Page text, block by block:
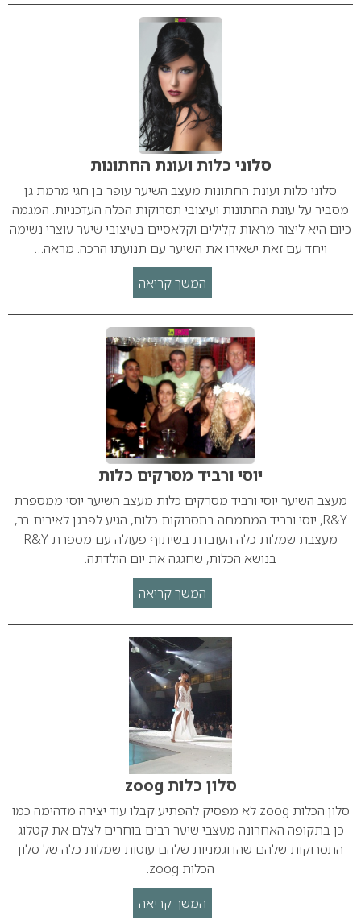
סלוני כלות ועונת החתונות
סלוני כלות ועונת החתונות מעצב השיער עופר בן חגי מרמת גן
מסביר על עונת החתונות ועיצובי תסרוקות הכלה העדכניות. המגמה
כיום היא ליצור מראות קלילים וקלאסיים בעיצובי שיער עוצרי נשימה
ויחד עם זאת ישאירו את השיער עם תנועתו הרכה. מראה…
המשך קריאה
יוסי ורביד מסרקים כלות
מעצב השיער יוסי ורביד מסרקים כלות מעצב השיער יוסי ממספרת
R&Y, יוסי ורביד המתמחה בתסרוקות כלות, הגיע לפרגן לאירית בר,
מעצבת שמלות כלה העובדת בשיתוף פעולה עם מספרת R&Y
בנושא הכלות, שחגגה את יום הולדתה.
המשך קריאה
סלון כלות zoog
סלון הכלות zoog לא מפסיק להפתיע קבלו עוד יצירה מדהימה כמו
כן בתקופה האחרונה מעצבי שיער רבים בוחרים לצלם את קטלוג
התסרוקות שלהם שהדוגמניות שלהם עוטות שמלות כלה של סלון
הכלות zoog.
המשך קריאה